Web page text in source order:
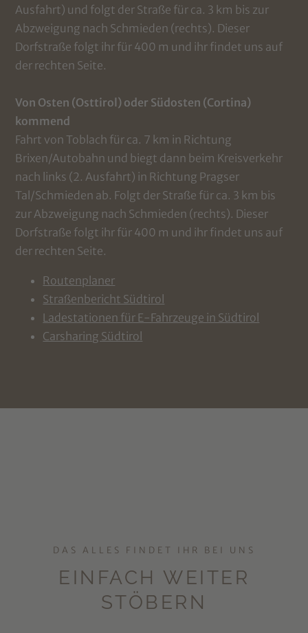
Ausfahrt) und folgt der Straße für ca. 3 km bis zur
Abzweigung nach Schmieden (rechts). Dieser
Dorfstraße folgt ihr für 400 m und ihr findet uns auf
der rechten Seite.
Von Osten (Osttirol) oder Südosten (Cortina)
kommend
Fahrt von Toblach für ca. 7 km in Richtung
Brixen/Autobahn und biegt dann beim Kreisverkehr
nach links (2. Ausfahrt) in Richtung Pragser
Tal/Schmieden ab. Folgt der Straße für ca. 3 km bis
zur Abzweigung nach Schmieden (rechts). Dieser
Dorfstraße folgt ihr für 400 m und ihr findet uns auf
der rechten Seite.
Routenplaner
Straßenbericht Südtirol
Ladestationen für E-Fahrzeuge in Südtirol
Carsharing Südtirol
DAS ALLES FINDET IHR BEI UNS
EINFACH WEITER
STÖBERN